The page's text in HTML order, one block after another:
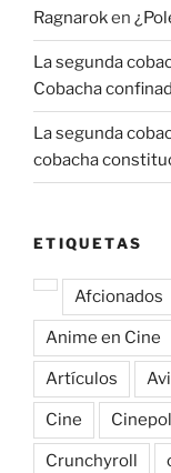
Ragnaroken
La segunda
Cobacha
La segunda
cobacha
ETIQUETAS
Afcionados
Anime en Cine
Artículos
Cine
Crunchyroll